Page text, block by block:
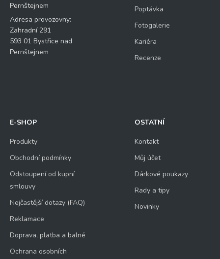
Pernštejnem
Adresa provozovny:
Zahradní 291
593 01 Bystřice nad
Pernštejnem
Poptávka
Fotogalerie
Kariéra
Recenze
E-SHOP
Produkty
Obchodní podmínky
Odstoupení od kupní
smlouvy
Nejčastější dotazy (FAQ)
Reklamace
Doprava, platba a balné
Ochrana osobních
OSTATNÍ
Kontakt
Můj účet
Dárkové poukazy
Rady a tipy
Novinky